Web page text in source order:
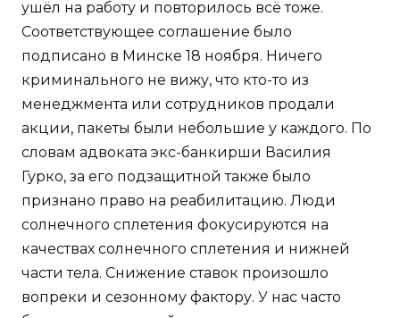
ушёл на работу и повторилось всё тоже.
Соответствующее соглашение было
подписано в Минске 18 ноября. Ничего
криминального не вижу, что кто-то из
менеджмента или сотрудников продали
акции, пакеты были небольшие у каждого. По
словам адвоката экс-банкирши Василия
Гурко, за его подзащитной также было
признано право на реабилитацию. Люди
солнечного сплетения фокусируются на
качествах солнечного сплетения и нижней
части тела. Снижение ставок произошло
вопреки и сезонному фактору. У нас часто